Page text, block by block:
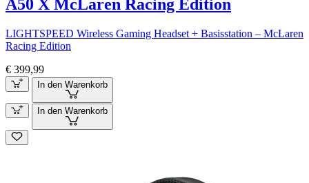
A50 X McLaren Racing Edition
LIGHTSPEED Wireless Gaming Headset + Basisstation – McLaren
Racing Edition
€ 399,99
In den Warenkorb
In den Warenkorb